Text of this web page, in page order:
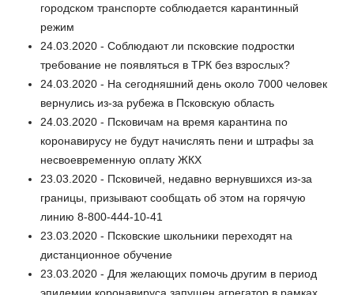
городском транспорте соблюдается карантинный
режим
24.03.2020 - Соблюдают ли псковские подростки
требование не появляться в ТРК без взрослых?
24.03.2020 - На сегодняшний день около 7000 человек
вернулись из-за рубежа в Псковскую область
24.03.2020 - Псковичам на время карантина по
коронавирусу не будут начислять пени и штрафы за
несвоевременную оплату ЖКХ
23.03.2020 - Псковичей, недавно вернувшихся из-за
границы, призывают сообщать об этом на горячую
линию 8-800-444-10-41
23.03.2020 - Псковские школьники переходят на
дистанционное обучение
23.03.2020 - Для желающих помочь другим в период
эпидемии коронавируса запущен агрегатор в рамках